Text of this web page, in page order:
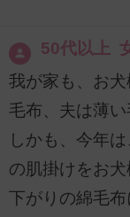
50代以上
我が家も、お
毛布、夫は薄い
しかも、今年
の肌掛けをお
下がりの綿毛